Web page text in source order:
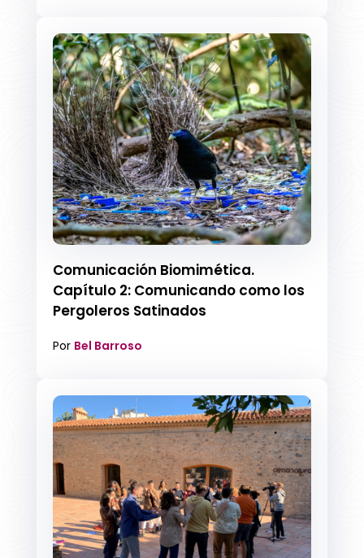
Comunicación Biomimética.
Capítulo 2: Comunicando como los
Pergoleros Satinados
Por Bel Barroso